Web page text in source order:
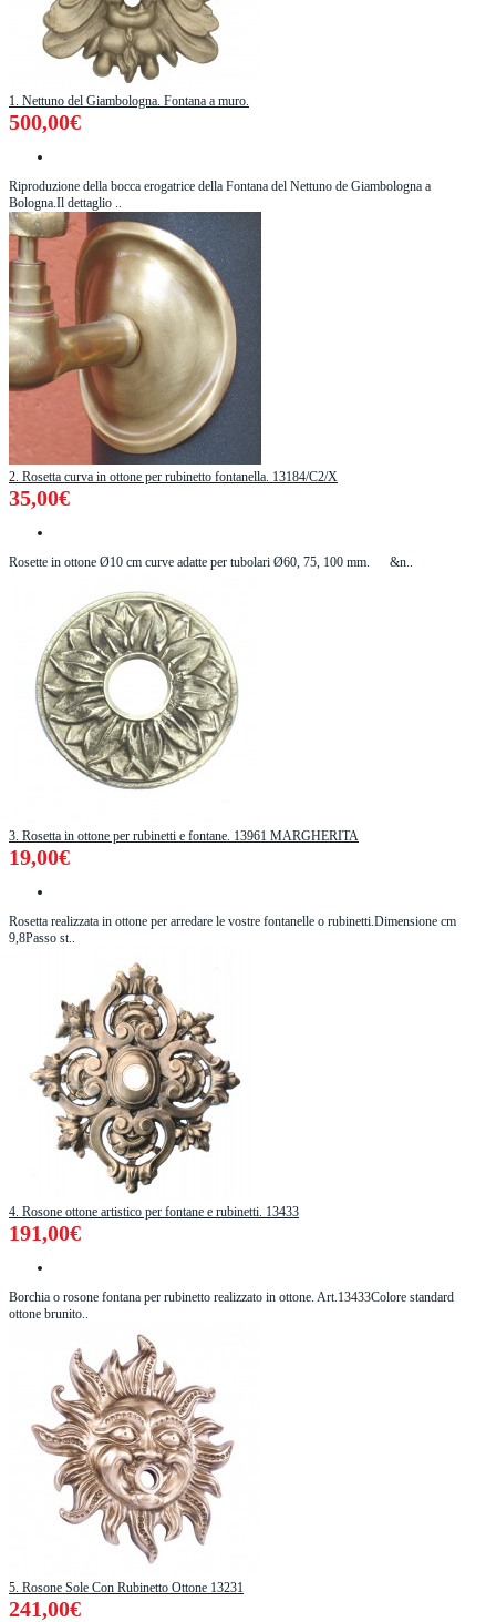
1. Nettuno del Giambologna. Fontana a muro.
500,00€
Riproduzione della bocca erogatrice della Fontana del Nettuno de Giambologna a
Bologna.Il dettaglio ..
2. Rosetta curva in ottone per rubinetto fontanella. 13184/C2/X
35,00€
Rosette in ottone Ø10 cm curve adatte per tubolari Ø60, 75, 100 mm. &n..
3. Rosetta in ottone per rubinetti e fontane. 13961 MARGHERITA
19,00€
Rosetta realizzata in ottone per arredare le vostre fontanelle o rubinetti.Dimensione cm
9,8Passo st..
4. Rosone ottone artistico per fontane e rubinetti. 13433
191,00€
Borchia o rosone fontana per rubinetto realizzato in ottone. Art.13433Colore standard
ottone brunito..
5. Rosone Sole Con Rubinetto Ottone 13231
241,00€